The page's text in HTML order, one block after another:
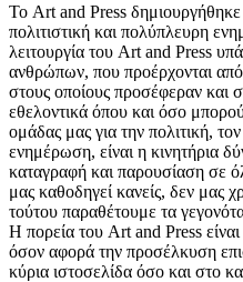
Το Art and Press δημιουργήθηκε
πολιτιστική και πολύπλευρη
λειτουργία του Art and Press
ανθρώπων, που προέρχονται
στους οποίους προσέφεραν και
εθελοντικά όπου και όσο
ομάδας μας για την πολιτική,
ενημέρωση, είναι η κινητήρια
καταγραφή και παρουσίαση σε
μας καθοδηγεί κανείς, δεν μας
τούτου παραθέτουμε τα
Η πορεία του Art and Press
όσον αφορά την προσέλκυση
κύρια ιστοσελίδα όσο και στο